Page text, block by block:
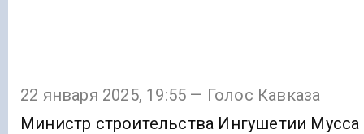
22 января 2025, 19:55 — Голос Кавказа
Министр строительства Ингушетии Мусса